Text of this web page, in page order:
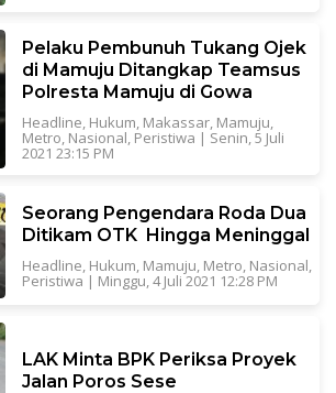
Pelaku Pembunuh Tukang Ojek
di Mamuju Ditangkap Teamsus
Polresta Mamuju di Gowa
Headline, Hukum, Makassar, Mamuju,
Metro, Nasional, Peristiwa | Senin, 5 Juli
2021 23:15 PM
Seorang Pengendara Roda Dua
Ditikam OTK Hingga Meninggal
Headline, Hukum, Mamuju, Metro, Nasional,
Peristiwa | Minggu, 4 Juli 2021 12:28 PM
LAK Minta BPK Periksa Proyek
Jalan Poros Sese